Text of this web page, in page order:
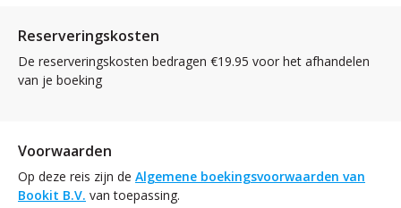
Reserveringskosten
De reserveringskosten bedragen €19.95 voor het afhandelen
van je boeking
Voorwaarden
Op deze reis zijn de Algemene boekingsvoorwaarden van
Bookit B.V. van toepassing.